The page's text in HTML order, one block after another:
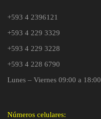
+593 4 2396121
+593 4 229 3329
+593 4 229 3228
+593 4 228 6790
Lunes – Viernes 09:00 a 18:00
Números celulares: